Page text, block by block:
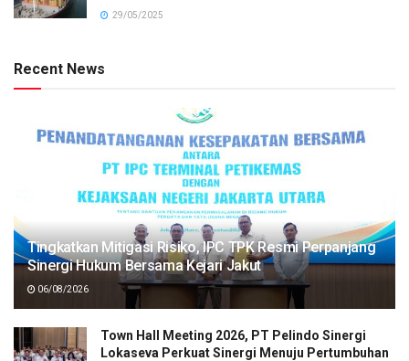
29/05/2025
Recent News
Tingkatkan Mitigasi Risiko, IPC TPK Resmi Perpanjang
Sinergi Hukum Bersama Kejari Jakut
06/08/2026
Town Hall Meeting 2026, PT Pelindo Sinergi
Lokaseva Perkuat Sinergi Menuju Pertumbuhan